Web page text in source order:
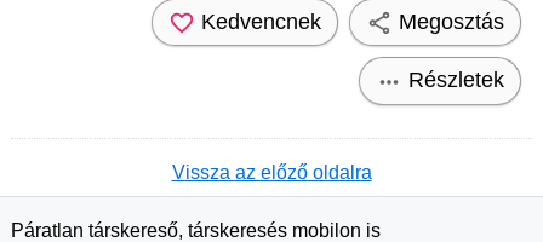
Kedvencnek Megosztás
Részletek
Vissza az előző oldalra
Páratlan társkereső, társkeresés mobilon is